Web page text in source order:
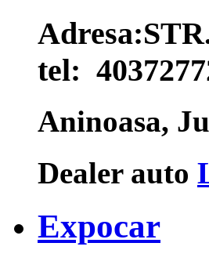
Adresa:
tel:
Aninoasa,
Dealer auto
Expocar